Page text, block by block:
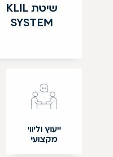
ייעוץ וליווי
מקצועי
שיטת KLIL
SYSTEM